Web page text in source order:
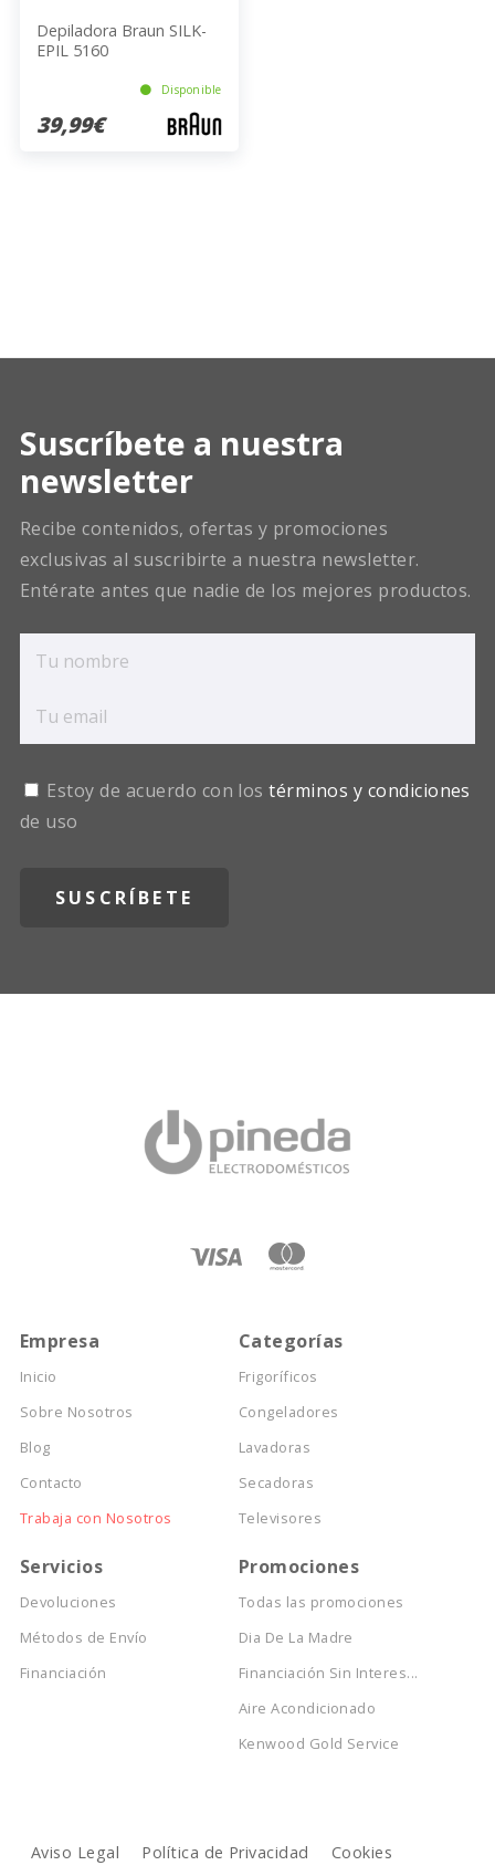
Depiladora Braun SILK-
EPIL 5160
Disponible
39,99€
Suscríbete a nuestra
newsletter
Recibe contenidos, ofertas y promociones
exclusivas al suscribirte a nuestra newsletter.
Entérate antes que nadie de los mejores productos.
Estoy de acuerdo con lostérminos y condiciones
de uso
Empresa
Inicio
Sobre Nosotros
Blog
Contacto
Trabaja con Nosotros
Categorías
Frigoríficos
Congeladores
Lavadoras
Secadoras
Televisores
Servicios
Devoluciones
Métodos de Envío
Financiación
Promociones
Todas las promociones
Dia De La Madre
Financiación Sin Interes...
Aire Acondicionado
Kenwood Gold Service
Aviso Legal Política de Privacidad Cookies